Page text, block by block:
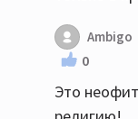
Ambigo
0
Это